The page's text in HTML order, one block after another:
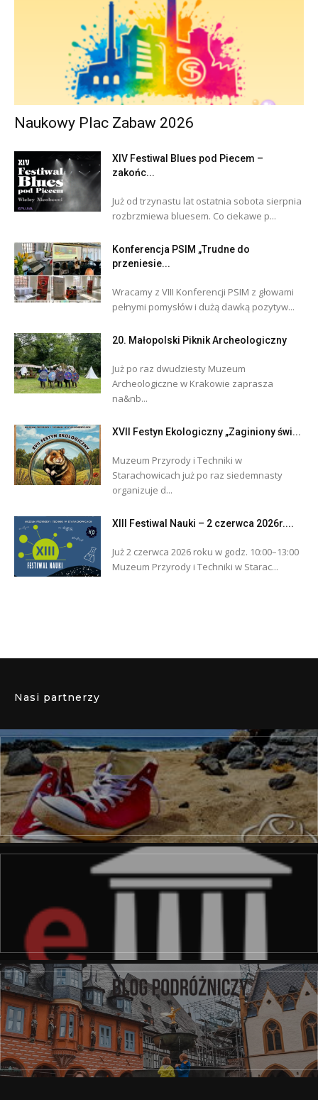
Naukowy Plac Zabaw 2026
XIV Festiwal Blues pod Piecem –
zakońc...
Już od trzynastu lat ostatnia sobota sierpnia
rozbrzmiewa bluesem. Co ciekawe p...
Konferencja PSIM „Trudne do
przeniesie...
Wracamy z VIII Konferencji PSIM z głowami
pełnymi pomysłów i dużą dawką pozytyw...
20. Małopolski Piknik Archeologiczny
Już po raz dwudziesty Muzeum
Archeologiczne w Krakowie zaprasza
na&nb...
XVII Festyn Ekologiczny „Zaginiony świ...
Muzeum Przyrody i Techniki w
Starachowicach już po raz siedemnasty
organizuje d...
XIII Festiwal Nauki – 2 czerwca 2026r....
Już 2 czerwca 2026 roku w godz. 10:00–13:00
Muzeum Przyrody i Techniki w Starac...
Nasi partnerzy